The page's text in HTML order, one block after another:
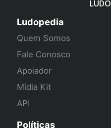
LUDO
Ludopedia
Quem Somos
Fale Conosco
Apoiador
Mídia Kit
API
Políticas